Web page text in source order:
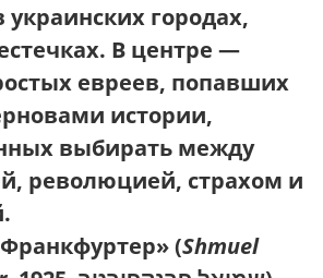
украинских городах,
В центре —
евреев, попавших
истории,
выбирать между
революцией, страхом и
(Shmuel